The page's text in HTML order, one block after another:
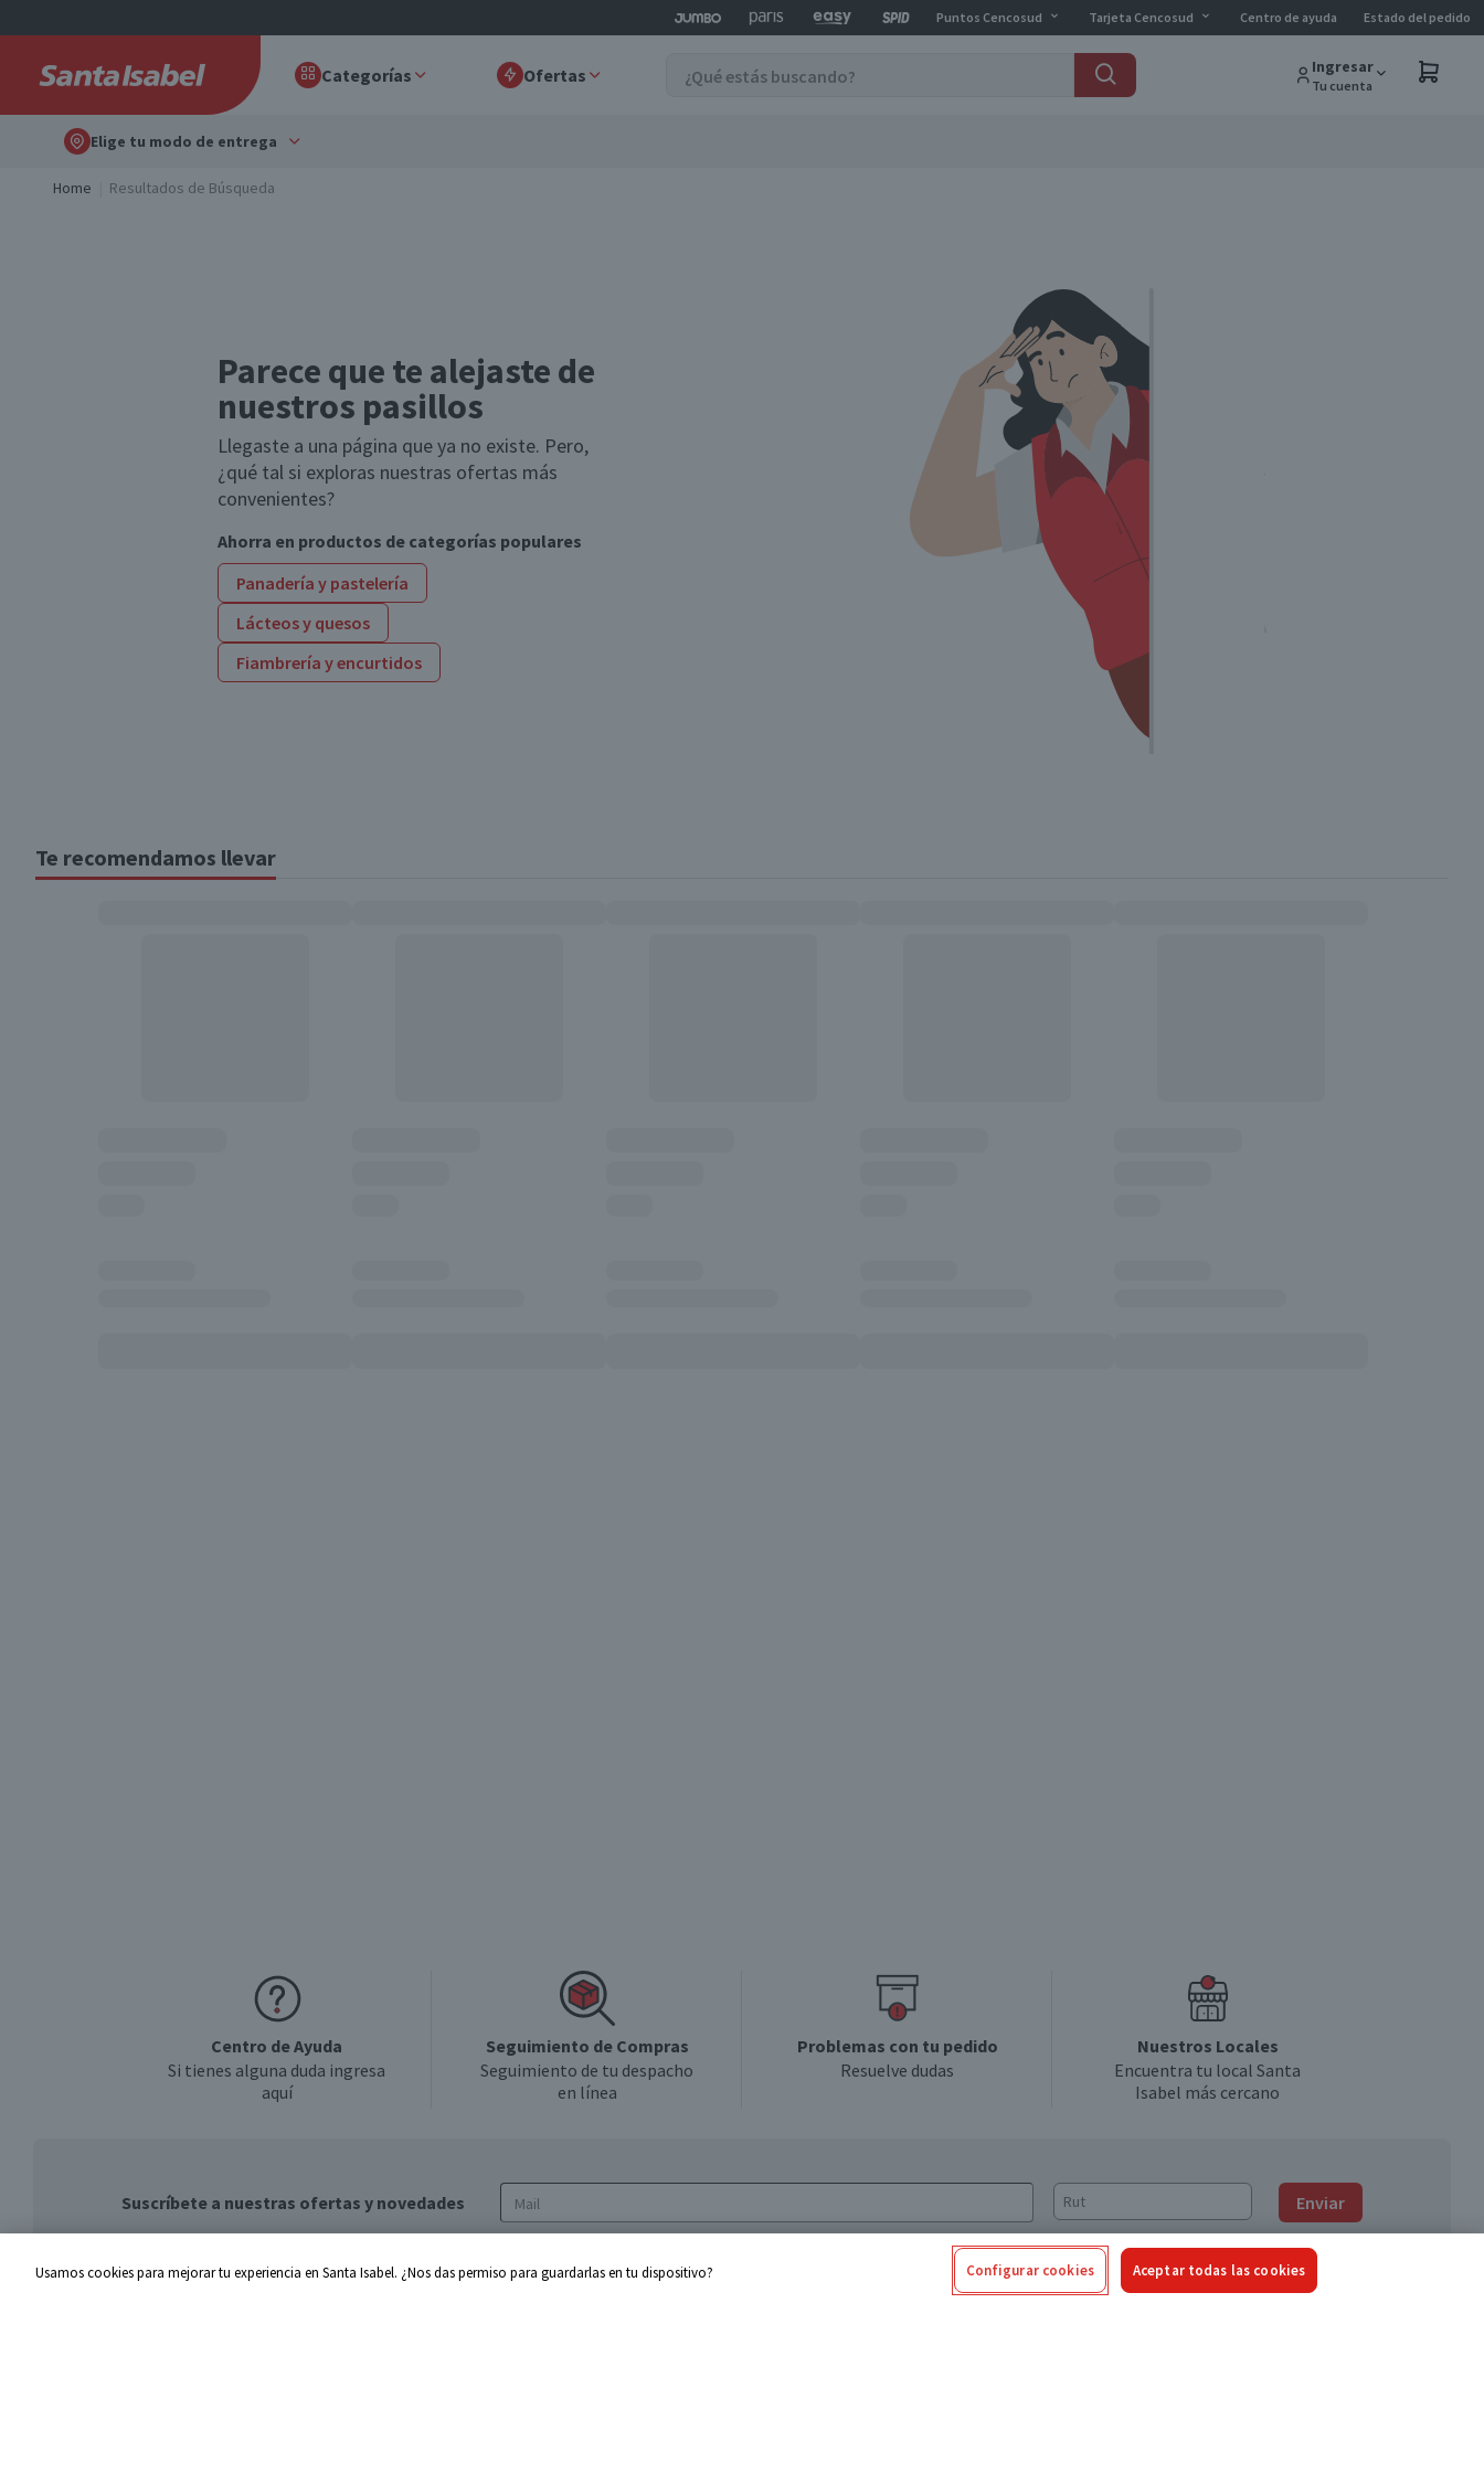
Puntos Cencosud Tarjeta Cencosud Centro de ayuda Estado del pedido
Categorías Ofertas Ingresar
Tu cuenta
Elige tu modo de entrega
Home Resultados de Búsqueda
Parece que te alejaste de
nuestros pasillos
Llegaste a una página que ya no existe. Pero,
¿qué tal si exploras nuestras ofertas más
convenientes?
Ahorra en productos de categorías populares
Panadería y pastelería
Lácteos y quesos
Fiambrería y encurtidos
Te recomendamos llevar
Centro de Ayuda
Si tienes alguna duda ingresa
aquí
Seguimiento de Compras
Seguimiento de tu despacho
en línea
Problemas con tu pedido
Resuelve dudas
Nuestros Locales
Encuentra tu local Santa
Isabel más cercano
Suscríbete a nuestras ofertas y novedades Enviar
de privacidad y de tratamiento de datos
Usamos cookies para mejorar tu experiencia en Santa Isabel. ¿Nos das permiso para guardarlas en tu dispositivo? Configurar cookies Aceptar todas las cookies